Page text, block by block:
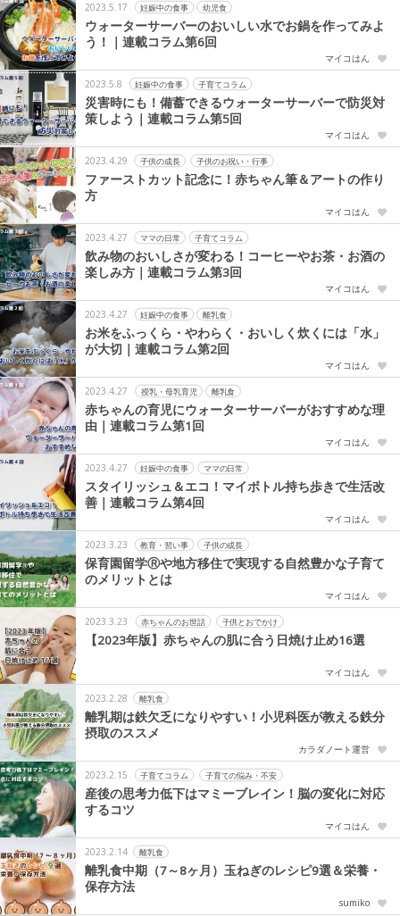
2023.5.17 妊娠中の食事 幼児食
ウォーターサーバーのおいしい水でお鍋を作ってみよ
う！｜連載コラム第6回
マイコはん
2023.5.8 妊娠中の食事 子育てコラム
災害時にも！備蓄できるウォーターサーバーで防災対
策しよう｜連載コラム第5回
マイコはん
2023.4.29 子供の成長 子供のお祝い・行事
ファーストカット記念に！赤ちゃん筆＆アートの作り
方
マイコはん
2023.4.27 ママの日常 子育てコラム
飲み物のおいしさが変わる！コーヒーやお茶・お酒の
楽しみ方｜連載コラム第3回
マイコはん
2023.4.27 妊娠中の食事 離乳食
お米をふっくら・やわらく・おいしく炊くには「水」
が大切｜連載コラム第2回
マイコはん
2023.4.27 授乳・母乳育児 離乳食
赤ちゃんの育児にウォーターサーバーがおすすめな理
由｜連載コラム第1回
マイコはん
2023.4.27 妊娠中の食事 ママの日常
スタイリッシュ＆エコ！マイボトル持ち歩きで生活改
善｜連載コラム第4回
マイコはん
2023.3.23 教育・習い事 子供の成長
保育園留学Ⓡや地方移住で実現する自然豊かな子育て
のメリットとは
マイコはん
2023.3.23 赤ちゃんのお世話 子供とおでかけ
【2023年版】赤ちゃんの肌に合う日焼け止め16選
マイコはん
2023.2.28 離乳食
離乳期は鉄欠乏になりやすい！小児科医が教える鉄分
摂取のススメ
カラダノート運営
2023.2.15 子育てコラム 子育ての悩み・不安
産後の思考力低下はマミーブレイン！脳の変化に対応
するコツ
マイコはん
2023.2.14 離乳食
離乳食中期（7～8ヶ月）玉ねぎのレシピ9選＆栄養・
保存方法
sumiko